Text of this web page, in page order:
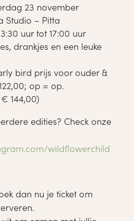
23 november
Studio – Pitta
uur tot 17:00 uur
drankjes en een leuke
bird prijs voor ouder &
op = op.
144,00)
edities? Check onze
wildflowerchild
dan nu je ticket om